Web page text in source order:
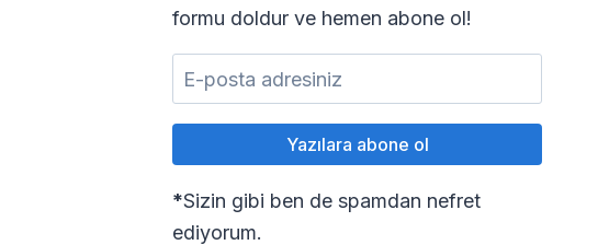
formu doldur ve hemen abone ol!
*Sizin gibi ben de spamdan nefret
ediyorum.